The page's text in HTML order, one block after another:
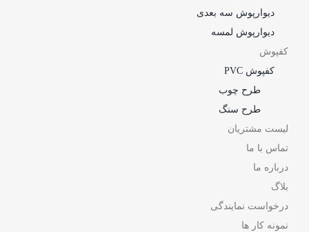
دیوارپوش سه بعدی
دیوارپوش لمسه
کفپوش
کفپوش PVC
طرح چوب
طرح سنگ
لیست مشتریان
تماس با ما
درباره ما
بلاگ
درخواست نمایندگی
نمونه کار ها